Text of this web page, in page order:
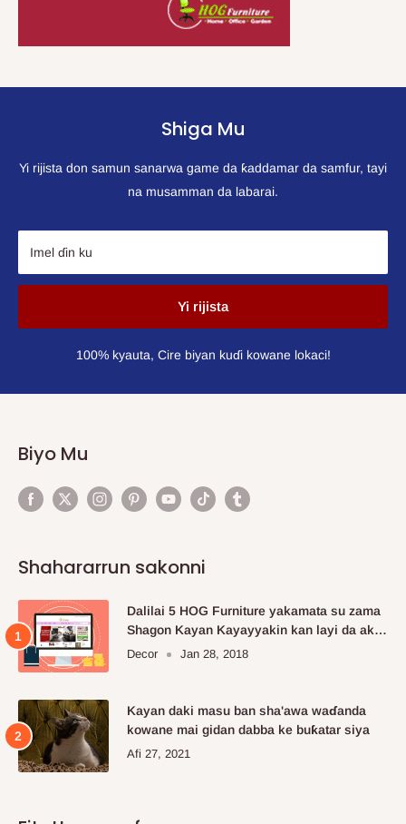
Shiga Mu
Yi rijista don samun sanarwa game da ƙaddamar da samfur, tayi
na musamman da labarai.
Imel ɗin ku
Yi rijista
100% kyauta, Cire biyan kuɗi kowane lokaci!
Biyo Mu
Shahararrun sakonni
Dalilai 5 HOG Furniture yakamata su zama
Shagon Kayan Kayayyakin kan layi da aka
fi so.
Decor Jan 28, 2018
Kayan daki masu ban sha'awa waɗanda
kowane mai gidan dabba ke buƙatar siya
Afi 27, 2021